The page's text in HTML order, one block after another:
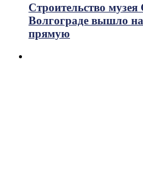
Строительство
Волгограде вышло
прямую